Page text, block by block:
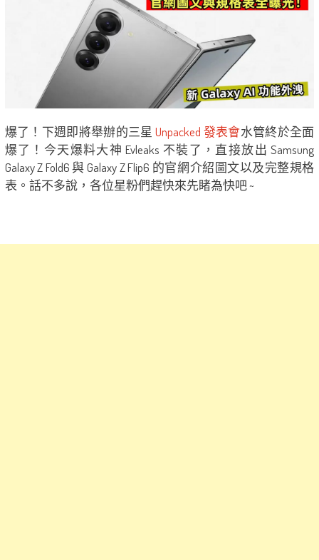
爆了！下週即將舉辦的三星Unpacked 發表會水管終於全面
爆了！今天爆料大神 Evleaks 不裝了，直接放出 Samsung
Galaxy Z Fold6 與 Galaxy Z Flip6 的官網介紹圖文以及完整規格
表。話不多說，各位星粉們趕快來先睹為快吧 ~